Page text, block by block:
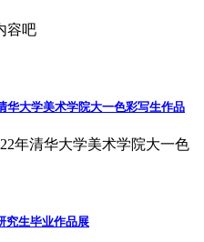
容吧
华大学美术学院大一色彩写生作品
年清华大学美术学院大一色
究生毕业作品展